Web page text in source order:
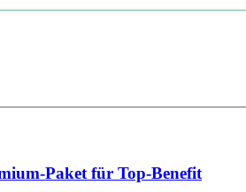
Paket für Top-Benefit